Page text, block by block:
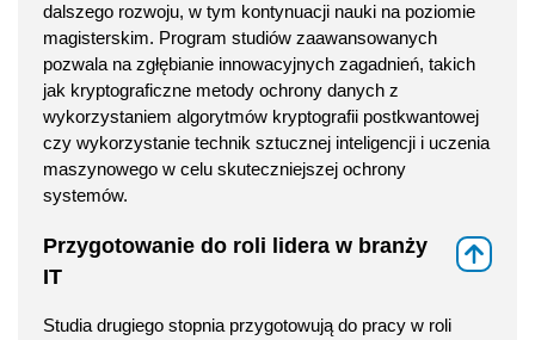
dalszego rozwoju, w tym kontynuacji nauki na poziomie
magisterskim. Program studiów zaawansowanych
pozwala na zgłębianie innowacyjnych zagadnień, takich
jak kryptograficzne metody ochrony danych z
wykorzystaniem algorytmów kryptografii postkwantowej
czy wykorzystanie technik sztucznej inteligencji i uczenia
maszynowego w celu skuteczniejszej ochrony
systemów.
Przygotowanie do roli lidera w branży
IT
Studia drugiego stopnia przygotowują do pracy w roli